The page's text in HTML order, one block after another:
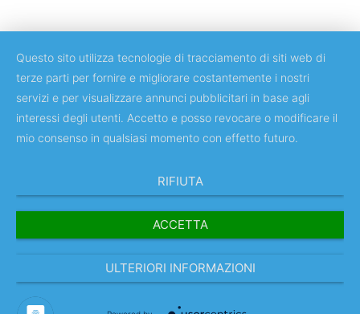
Copyright © 2018 Università degli Studi di Roma "Tor Vergata"
Questo sito utilizza tecnologie di tracciamento di siti web di
terze parti per fornire e migliorare costantemente i nostri
servizi e per visualizzare annunci pubblicitari in base agli
interessi degli utenti. Accetto e posso revocare o modificare il
mio consenso in qualsiasi momento con effetto futuro.
RIFIUTA
ACCETTA
ULTERIORI INFORMAZIONI